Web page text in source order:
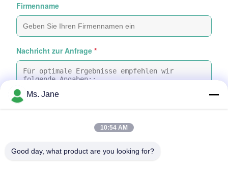
Firmenname
Nachricht zur Anfrage *
Wählen Sie Dateien aus
Ms. Jane
10:54 AM
Good day, what product are you looking for?